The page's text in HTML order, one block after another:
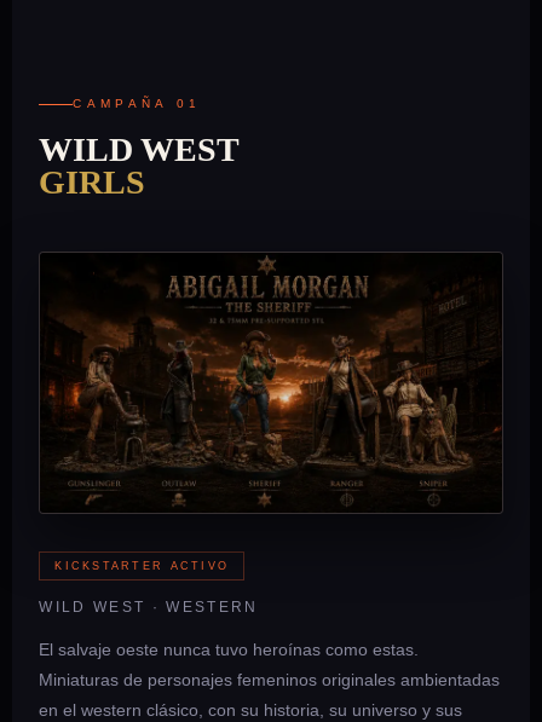
CAMPAÑA 01
WILD WEST
GIRLS
KICKSTARTER ACTIVO
WILD WEST · WESTERN
El salvaje oeste nunca tuvo heroínas como estas.
Miniaturas de personajes femeninos originales ambientadas
en el western clásico, con su historia, su universo y sus